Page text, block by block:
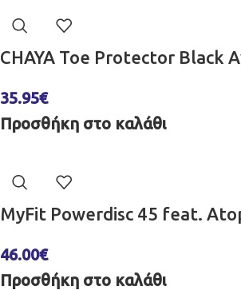
CHAYA Toe Protector Black
35.95€
Προσθήκη στο καλάθι
MyFit Powerdisc 45 feat.
46.00€
Προσθήκη στο καλάθι